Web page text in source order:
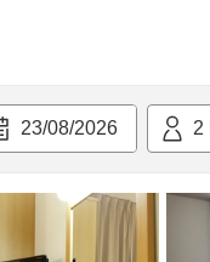
23/08/2026 2